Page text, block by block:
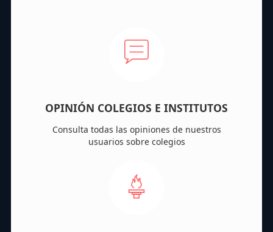
OPINIÓN COLEGIOS E INSTITUTOS
Consulta todas las opiniones de nuestros
usuarios sobre colegios